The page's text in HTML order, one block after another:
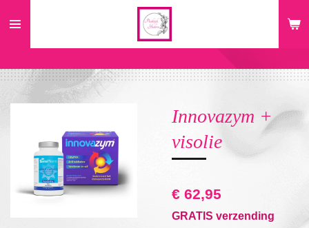
de
hoofdinhoud
Innovazym +
visolie
€ 62,95
GRATIS verzending